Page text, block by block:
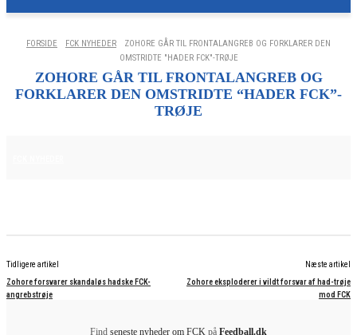
FORSIDE FCK NYHEDER
ZOHORE GÅR TIL FRONTALANGREB OG FORKLARER DEN
OMSTRIDTE "HADER FCK"-TRØJE
ZOHORE GÅR TIL FRONTALANGREB OG
FORKLARER DEN OMSTRIDTE “HADER FCK”-
TRØJE
Tidligere artikel
Zohore forsvarer skandaløs hadske FCK-
angrebstrøje
Næste artikel
Zohore eksploderer i vildt forsvar af had-trøje
mod FCK
Find seneste nyheder om FCK på Feedball.dk